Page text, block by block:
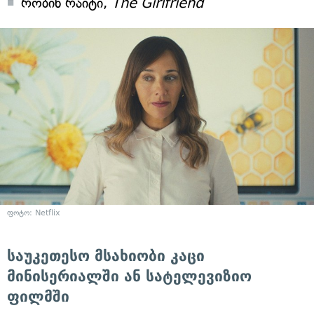
ფოტო: Netflix
საუკეთესო მსახიობი კაცი
მინისერიალში ან სატელევიზიო
ფილმში